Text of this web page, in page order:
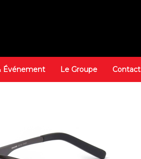
Événement Le Groupe Contact